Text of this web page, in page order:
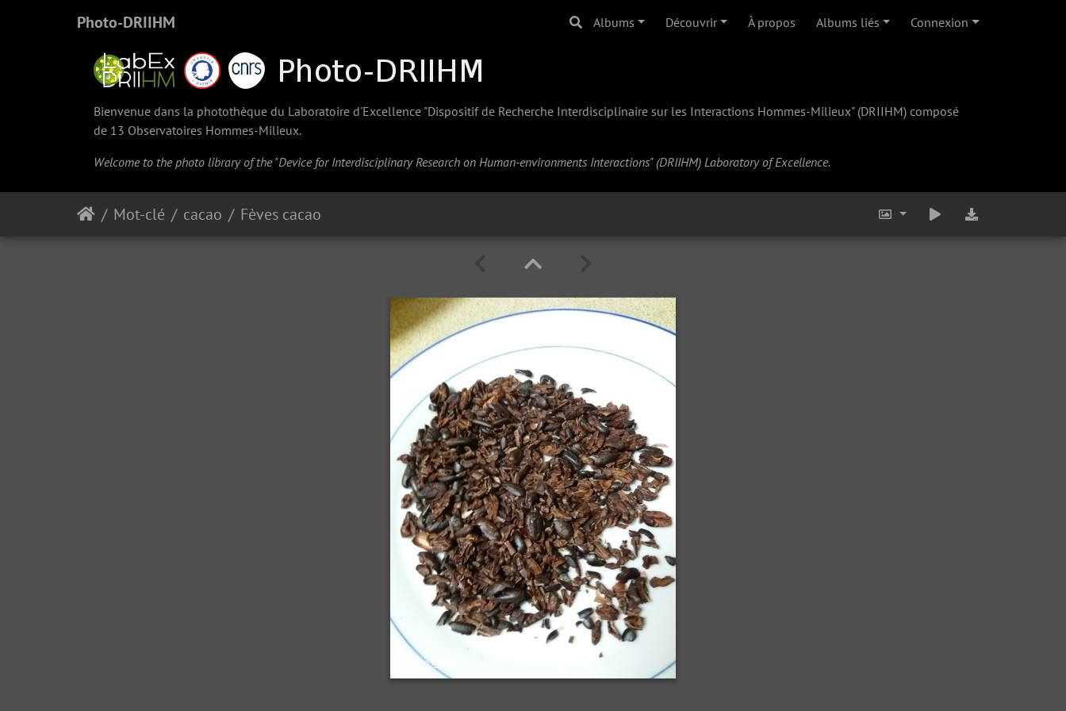
Photo-DRIIHM Albums Découvrir À propos Albums liés Connexion
Bienvenue dans la photothèque du Laboratoire d'Excellence "Dispositif de Recherche Interdisciplinaire sur les Interactions Hommes-Milieux" (DRIIHM) composé
de 13 Observatoires Hommes-Milieux.
Welcome to the photo library of the "Device for Interdisciplinary Research on Human-environments Interactions" (DRIIHM) Laboratory of Excellence.
Mot-clé cacao Fèves cacao